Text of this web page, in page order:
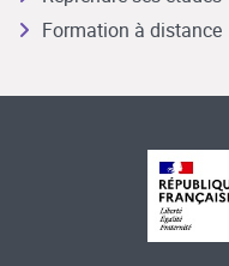
Formation à distance